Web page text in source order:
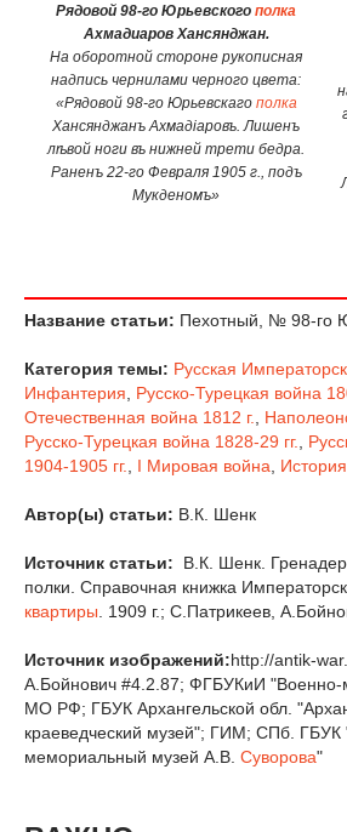
Рядовой 98-го Юрьевского полка
Ахмадиаров Хансянджан.
На оборотной стороне рукописная
надпись чернилами черного цвета:
«Рядовой 98-го Юрьевскаго полка
Хансянджанъ Ахмадiаровъ. Лишенъ
лѣвой ноги въ нижней трети бедра.
Раненъ 22-го Февраля 1905 г., подъ
Мукденомъ»
Название статьи: Пехотный, № 98-го
Категория темы: Русская
Инфантерия
Русско-Турецкая война
Отечественная война 1812 г.
Русско-Турецкая война 1828-29 гг.
1904-1905 гг.
I Мировая война
Автор(ы) статьи: В.К. Шенк
Источник статьи:
В.К. Шенк.
полки. Справочная книжка
квартиры . 1909 г.; С.Патрикеев,
Источник изображений:http://antik-
А.Бойнович #4.2.87; ФГБУКиИ "Военно-
МО РФ; ГБУК Архангельской обл.
краеведческий музей"; ГИМ; СПб. ГБУК
мемориальный музей А.В. Суворова"